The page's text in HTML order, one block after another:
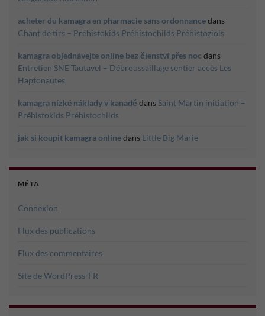
acheter du kamagra en pharmacie sans ordonnancedans
Chant de tirs – Préhistokids Préhistochilds Préhistoziols
kamagra objednávejte online bez členství přes noc dans
Entretien SNE Tautavel – Débroussaillage sentier accès Les
Haptonautes
kamagra nízké náklady v kanadě dans Saint Martin initiation –
Préhistokids Préhistochilds
jak si koupit kamagra onlinedans Little Big Marie
MÉTA
Connexion
Flux des publications
Flux des commentaires
Site de WordPress-FR